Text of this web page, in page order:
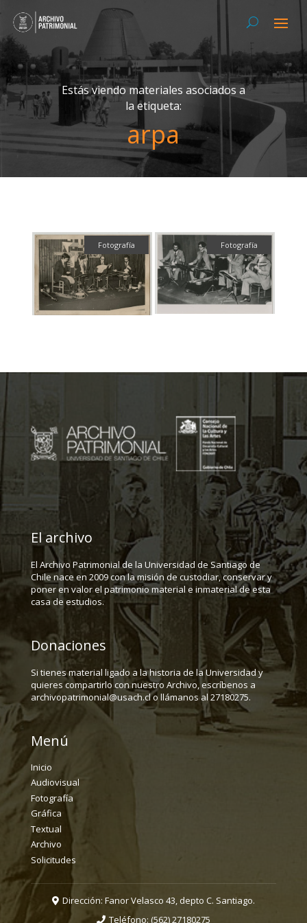
Estás viendo materiales asociados a
la etiqueta:
arpa
Fotografía Fotografía
El archivo
El Archivo Patrimonial de la Universidad de Santiago de
Chile nace en 2009 con la misión de custodiar, conservar y
poner en valor el patrimonio material e inmaterial de esta
casa de estudios.
Donaciones
Si tienes material ligado a la historia de la Universidad y
quieres compartirlo con nuestro Archivo, escríbenos a
archivopatrimonial@usach.cl o llámanos al 27180275.
Menú
Inicio
Audiovisual
Fotografía
Gráfica
Textual
Archivo
Solicitudes
Dirección: Fanor Velasco 43, depto C. Santiago.
Teléfono: (562) 27180275